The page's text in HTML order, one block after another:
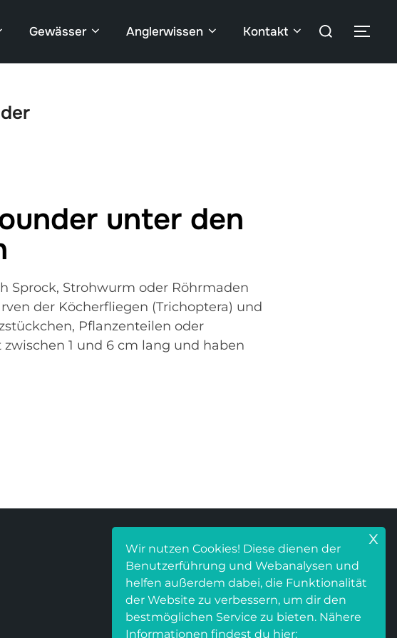
Gewässer Anglerwissen Kontakt
unter den
Sprock, Strohwurm oder Röhrmaden
der Köcherfliegen (Trichoptera) und
Pflanzenteilen oder
1 und 6 cm lang und haben
Wir nutzen Cookies! Diese dienen der
Benutzerführung und Webanalysen und
helfen außerdem dabei, die Funktionalität
der Website zu verbessern, um dir den
bestmöglichen Service zu bieten. Nähere
Informationen findest du hier:
x